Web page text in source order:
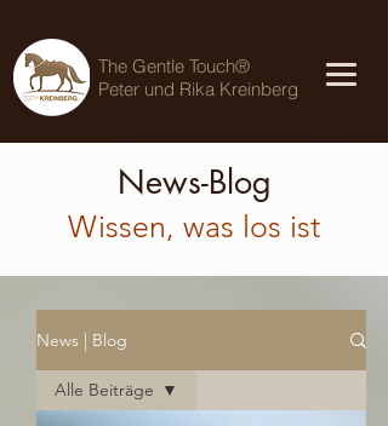
The Gentle Touch®
Peter und Rika Kreinberg
News-Blog
Wissen, was los ist
News | Blog
Alle Beiträge